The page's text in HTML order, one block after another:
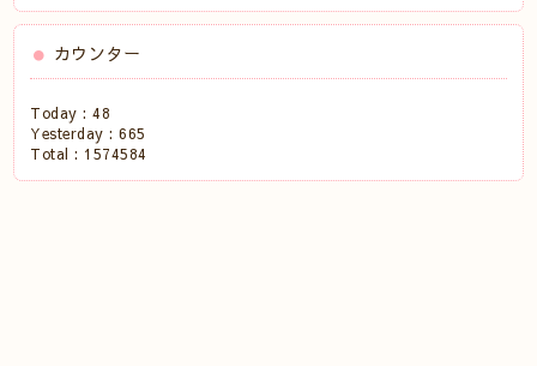
カウンター
Today :48
Yesterday :665
Total : 1574584